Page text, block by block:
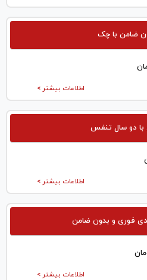
ضامن با چک
اطلاعات بیشتر >
با دو سال تنفس
اطلاعات بیشتر >
فوری و بدون ضامن
اطلاعات بیشتر >